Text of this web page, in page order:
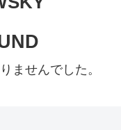
ませんでした。